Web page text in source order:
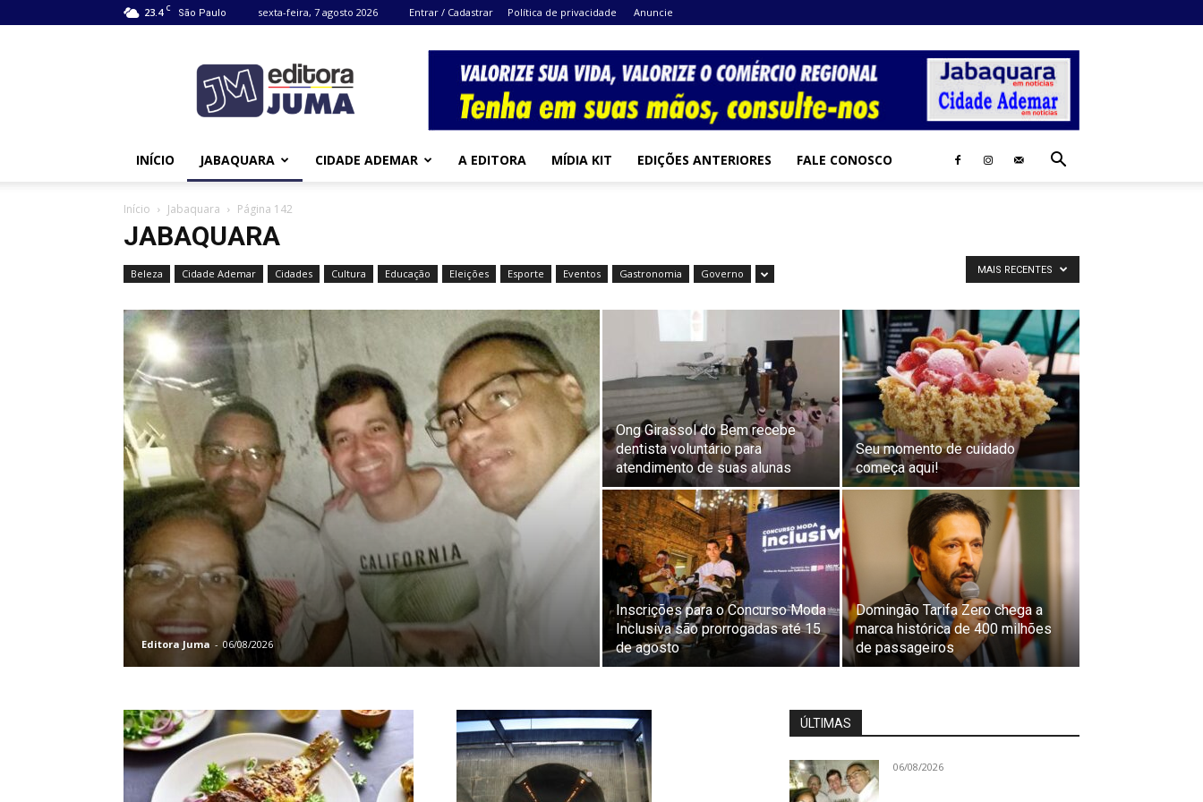
23.4 C São Paulo sexta-feira, 7 agosto 2026 Entrar / Cadastrar Política de privacidade Anuncie
Juma
INÍCIO JABAQUARA CIDADE ADEMAR A EDITORA MÍDIA KIT EDIÇÕES ANTERIORES FALE CONOSCO
Início Jabaquara Página 142
JABAQUARA
Beleza Cidade Ademar Cidades Cultura Educação Eleições Esporte Eventos Gastronomia Governo MAIS RECENTES
Editora Juma - 06/08/2026
Ong Girassol do Bem recebe
dentista voluntário para
atendimento de suas alunas
Seu momento de cuidado
começa aqui!
Inscrições para o Concurso Moda
Inclusiva são prorrogadas até 15
de agosto
Domingão Tarifa Zero chega a
marca histórica de 400 milhões
de passageiros
ÚLTIMAS
06/08/2026